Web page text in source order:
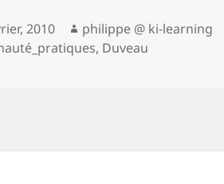
2010 Auteur
philippe @ ki-learning
, Duveau